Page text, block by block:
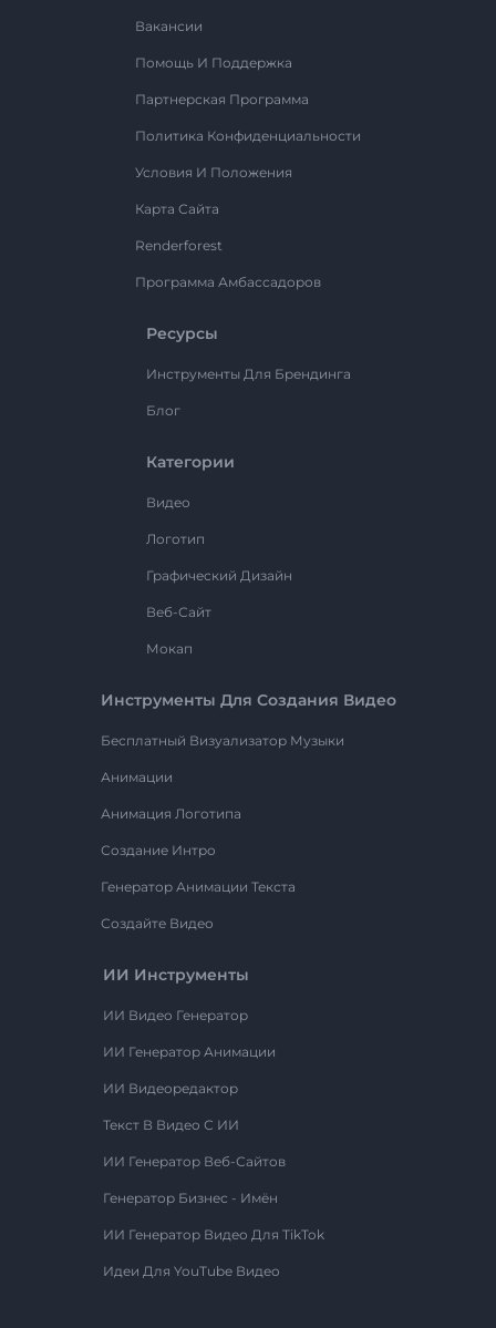
Вакансии
Помощь И Поддержка
Партнерская Программа
Политика Конфиденциальности
Условия И Положения
Карта Сайта
Renderforest
Программа Амбассадоров
Ресурсы
Инструменты Для Брендинга
Блог
Категории
Видео
Логотип
Графический Дизайн
Веб-Сайт
Мокап
Инструменты Для Создания Видео
Бесплатный Визуализатор Музыки
Анимации
Анимация Логотипа
Создание Интро
Генератор Анимации Текста
Создайте Видео
ИИ Инструменты
ИИ Видео Генератор
ИИ Генератор Анимации
ИИ Видеоредактор
Текст В Видео С ИИ
ИИ Генератор Веб-Сайтов
Генератор Бизнес - Имён
ИИ Генератор Видео Для TikTok
Идеи Для YouTube Видео